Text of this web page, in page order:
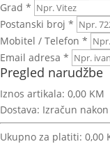
Grad *
Postanski broj *
Mobitel / Telefon *
Email adresa *
Pregled narudžbe
Iznos artikala: 0,00 KM
Dostava: Izračun
Ukupno za platiti: 0,00